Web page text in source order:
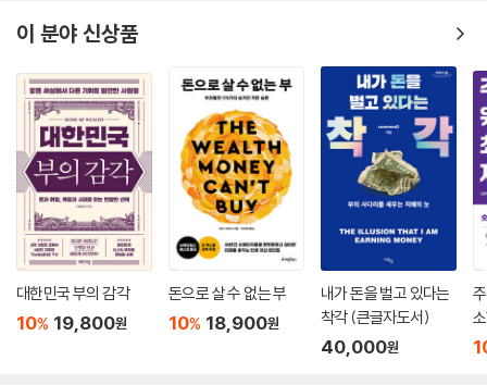
그런데 반대로 같은 기간에 그 15만 원이 습관처럼 흩어진다면 30년 후에
은 습관의 반복’입니다.
그래서 저는 카페라테 효과를 이렇게 다시 정의하고 싶습니다. ‘절약’이 아
니라 ‘전환’입니다. 커피를 참는 기술이 아니라 작은 지출을 나를 위해 일하
는 돈으로 바꾸는 기술입니다.
--- pp.172-173
저축은 금액보다 먼저 방향과 설계가 필요합니다. 어떤 저축은 길게 끌고
가는 ‘기초 체력’이 되어야 하고, 어떤 저축은 목표를 향해 뚜렷하게 쌓여야
합니다. 저축을 한 덩어리로만 생각하면 흔들릴 때마다 한 번에 무너집니
다. 반대로 방향이 나뉘면 흔들려도 전체가 무너지지 않습니다.
많은 사람들이 저축을 ‘그냥 모으는 것’이라고 생각합니다. 하지만 저축이
이 분야 신상품
대한민국 부의 감각
10% 19,800원
돈으로 살 수 없는 부
10% 18,900원
내가 돈을 벌고 있다는
착각 (큰글자도서)
40,000원